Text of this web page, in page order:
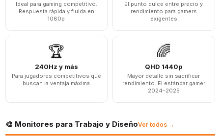
Ideal para gaming competitivo.
Respuesta rápida y fluida en
1080p
El punto dulce entre precio y
rendimiento para gamers
exigentes
🏆
240Hz y más
Para jugadores competitivos que
buscan la ventaja máxima
🌈
QHD 1440p
Mayor detalle sin sacrificar
rendimiento. El estándar gamer
2024–2025
🎨 Monitores para Trabajo y DiseñoVer todos →